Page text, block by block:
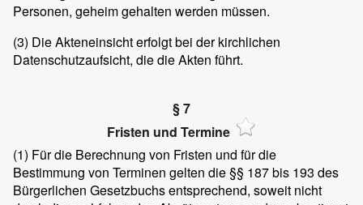
Personen, geheim gehalten werden müssen.
(3) Die Akteneinsicht erfolgt bei der kirchlichen
Datenschutzaufsicht, die die Akten führt.
§ 7
Fristen und Termine
(1) Für die Berechnung von Fristen und für die
Bestimmung von Terminen gelten die §§ 187 bis 193 des
Bürgerlichen Gesetzbuchs entsprechend, soweit nicht